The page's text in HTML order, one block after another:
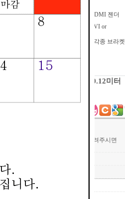
DisplayPort (DP)-HDMI 젠더
Mini_DVI(맥용)-DVI or
sata,9핀,25핀 젠더/각종 브라켓
SCSI 젠더
양) 3.5스테레오 확장 젠더 0.12미터
<- 상담하실 때, 상품번호를 알려주시면
12원
STO-105